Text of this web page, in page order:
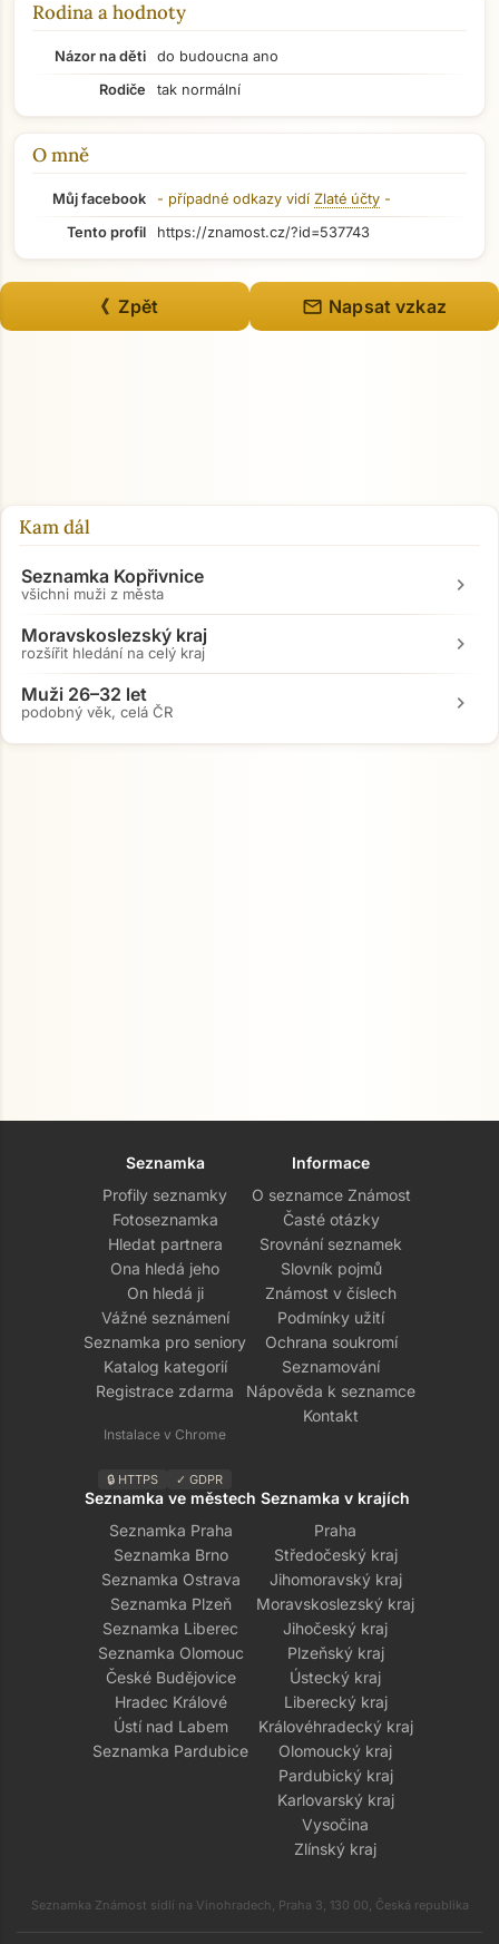
Přejít na hlavní obsah
Rodina a hodnoty
Názor na děti
do budoucna ano
Rodiče
tak normální
O mně
Můj facebook - případné odkazy vidí Zlaté účty -
Tento profil
https://znamost.cz/?id=537743
《 Zpět mail Napsat vzkaz
Kam dál
Seznamka Kopřivnice
všichni muži z města chevron_right
Moravskoslezský kraj
rozšířit hledání na celý kraj chevron_right
Muži 26–32 let
podobný věk, celá ČR chevron_right
Seznamka
Profily seznamky
Fotoseznamka
Hledat partnera
Ona hledá jeho
On hledá ji
Vážné seznámení
Seznamka pro seniory
Katalog kategorií
Registrace zdarma
Instalace v Chrome
🔒 HTTPS ✓ GDPR
Informace
O seznamce Známost
Časté otázky
Srovnání seznamek
Slovník pojmů
Známost v číslech
Podmínky užití
Ochrana soukromí
Seznamování
Nápověda k seznamce
Kontakt
Seznamka ve městech
Seznamka Praha
Seznamka Brno
Seznamka Ostrava
Seznamka Plzeň
Seznamka Liberec
Seznamka Olomouc
České Budějovice
Hradec Králové
Ústí nad Labem
Seznamka Pardubice
Seznamka v krajích
Praha
Středočeský kraj
Jihomoravský kraj
Moravskoslezský kraj
Jihočeský kraj
Plzeňský kraj
Ústecký kraj
Liberecký kraj
Královéhradecký kraj
Olomoucký kraj
Pardubický kraj
Karlovarský kraj
Vysočina
Zlínský kraj
Seznamka Známost sídlí na Vinohradech, Praha 3, 130 00, Česká republika